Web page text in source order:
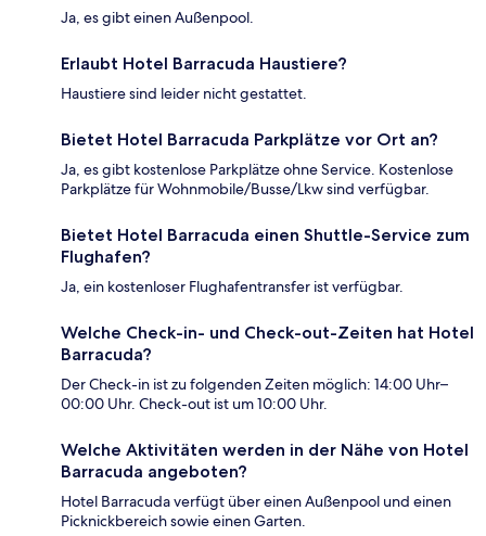
Ja, es gibt einen Außenpool.
Erlaubt Hotel Barracuda Haustiere?
Haustiere sind leider nicht gestattet.
Bietet Hotel Barracuda Parkplätze vor Ort an?
Ja, es gibt kostenlose Parkplätze ohne Service. Kostenlose
Parkplätze für Wohnmobile/Busse/Lkw sind verfügbar.
Bietet Hotel Barracuda einen Shuttle-Service zum
Flughafen?
Ja, ein kostenloser Flughafentransfer ist verfügbar.
Welche Check-in- und Check-out-Zeiten hat Hotel
Barracuda?
Der Check-in ist zu folgenden Zeiten möglich: 14:00 Uhr–
00:00 Uhr. Check-out ist um 10:00 Uhr.
Welche Aktivitäten werden in der Nähe von Hotel
Barracuda angeboten?
Hotel Barracuda verfügt über einen Außenpool und einen
Picknickbereich sowie einen Garten.